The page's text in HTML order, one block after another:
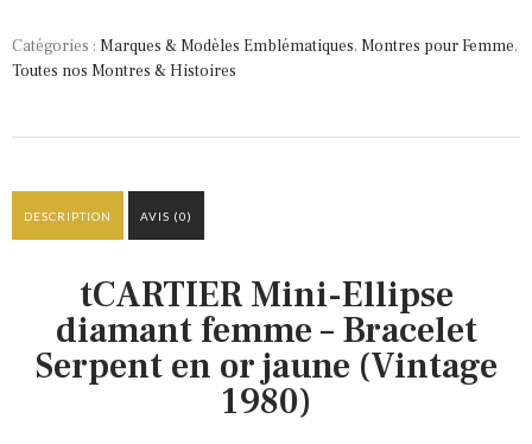
Catégories : Marques & Modèles Emblématiques, Montres pour Femme,
Toutes nos Montres & Histoires
DESCRIPTION AVIS (0)
tCARTIER Mini-Ellipse
diamant femme – Bracelet
Serpent en or jaune (Vintage
1980)